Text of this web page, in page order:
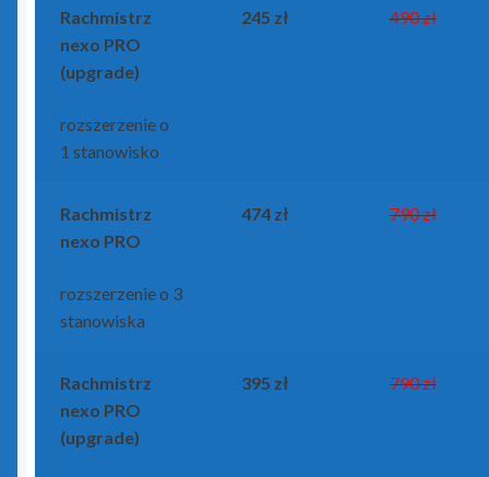
Rachmistrz
nexo PRO
(upgrade)
rozszerzenie o
1 stanowisko
245 zł 490 zł
Rachmistrz
nexo PRO
rozszerzenie o 3
stanowiska
474 zł 790 zł
Rachmistrz
nexo PRO
(upgrade)
395 zł 790 zł